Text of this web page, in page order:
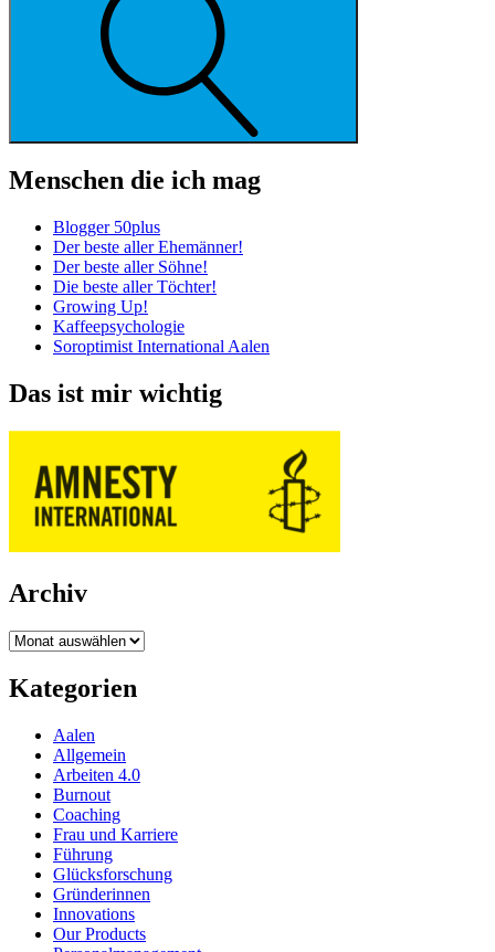
Menschen die ich mag
Blogger 50plus
Der beste aller Ehemänner!
Der beste aller Söhne!
Die beste aller Töchter!
Growing Up!
Kaffeepsychologie
Soroptimist International Aalen
Das ist mir wichtig
Archiv
Archiv
Kategorien
Aalen
Allgemein
Arbeiten 4.0
Burnout
Coaching
Frau und Karriere
Führung
Glücksforschung
Gründerinnen
Innovations
Our Products